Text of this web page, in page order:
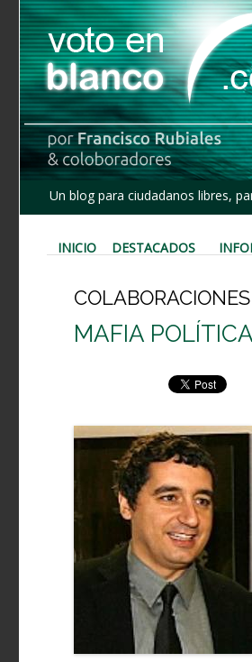
Un blog para ciudadanos libres,
INICIO DESTACADOS
COLABORACIONES
MAFIA POLÍTICA